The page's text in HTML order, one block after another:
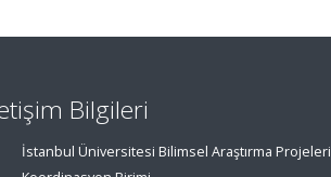
Bilgileri
İstanbul Üniversitesi Bilimsel Araştırma Projeleri